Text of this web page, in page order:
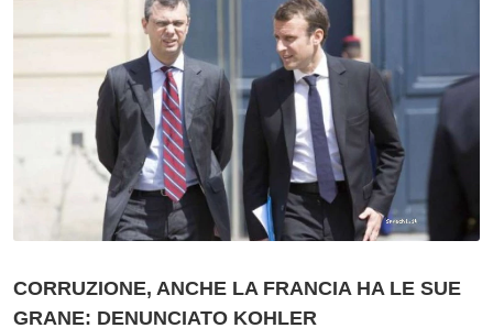
CORRUZIONE, ANCHE LA FRANCIA HA LE SUE
GRANE: DENUNCIATO KOHLER